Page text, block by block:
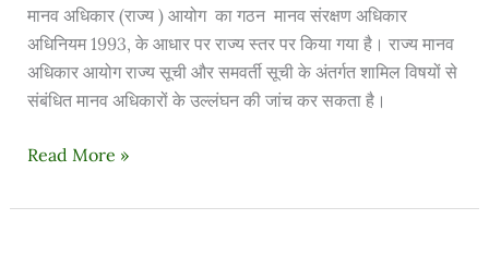
मानव अधिकार (राज्य ) आयोग का गठन मानव संरक्षण अधिकार
अधिनियम 1993, के आधार पर राज्य स्तर पर किया गया है। राज्य मानव
अधिकार आयोग राज्य सूची और समवर्ती सूची के अंतर्गत शामिल विषयों से
संबंधित मानव अधिकारों के उल्लंघन की जांच कर सकता है।
Read More »